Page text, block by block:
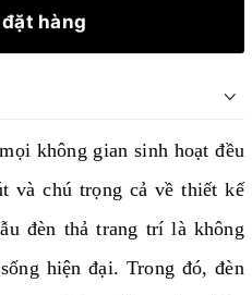
hàng
không gian sinh hoạt đều
và chú trọng cả về thiết kế
đèn thả trang trí là không
hiện đại. Trong đó, đèn